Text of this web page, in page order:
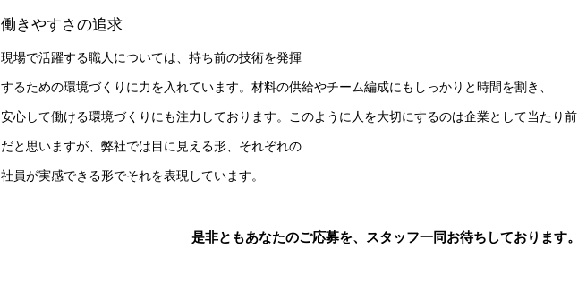
働きやすさの追求
現場で活躍する職人については、持ち前の技術を発揮
するための環境づくりに力を入れています。材料の供給やチーム編成にもしっかりと時間を割き、
安心して働ける環境づくりにも注力しております。このように人を大切にするのは企業として当たり前
だと思いますが、弊社では目に見える形、それぞれの
社員が実感できる形でそれを表現しています。
是非ともあなたのご応募を、スタッフ一同お待ちしております。